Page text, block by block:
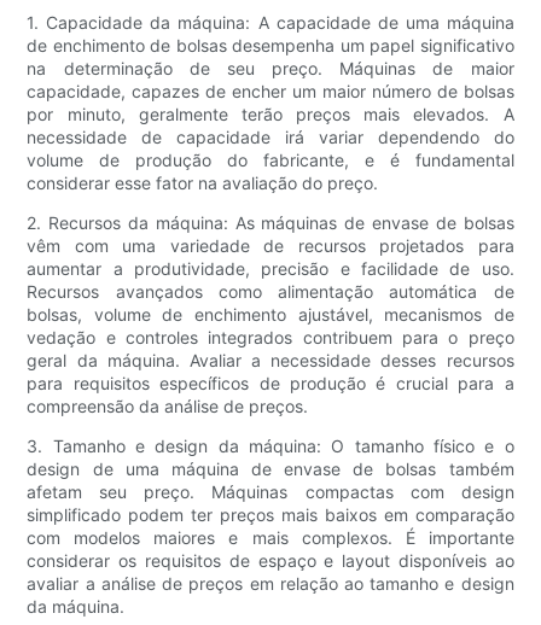
1. Capacidade da máquina: A capacidade de uma máquina
de enchimento de bolsas desempenha um papel significativo
na determinação de seu preço. Máquinas de maior
capacidade, capazes de encher um maior número de bolsas
por minuto, geralmente terão preços mais elevados. A
necessidade de capacidade irá variar dependendo do
volume de produção do fabricante, e é fundamental
considerar esse fator na avaliação do preço.
2. Recursos da máquina: As máquinas de envase de bolsas
vêm com uma variedade de recursos projetados para
aumentar a produtividade, precisão e facilidade de uso.
Recursos avançados como alimentação automática de
bolsas, volume de enchimento ajustável, mecanismos de
vedação e controles integrados contribuem para o preço
geral da máquina. Avaliar a necessidade desses recursos
para requisitos específicos de produção é crucial para a
compreensão da análise de preços.
3. Tamanho e design da máquina: O tamanho físico e o
design de uma máquina de envase de bolsas também
afetam seu preço. Máquinas compactas com design
simplificado podem ter preços mais baixos em comparação
com modelos maiores e mais complexos. É importante
considerar os requisitos de espaço e layout disponíveis ao
avaliar a análise de preços em relação ao tamanho e design
da máquina.